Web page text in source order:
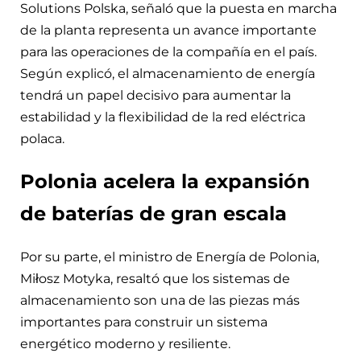
Solutions Polska, señaló que la puesta en marcha
de la planta representa un avance importante
para las operaciones de la compañía en el país.
Según explicó, el almacenamiento de energía
tendrá un papel decisivo para aumentar la
estabilidad y la flexibilidad de la red eléctrica
polaca.
Polonia acelera la expansión
de baterías de gran escala
Por su parte, el ministro de Energía de Polonia,
Miłosz Motyka, resaltó que los sistemas de
almacenamiento son una de las piezas más
importantes para construir un sistema
energético moderno y resiliente.